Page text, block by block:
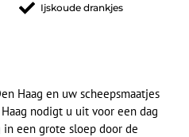
Ijskoude drankjes
Haag en uw scheepsmaatjes
nodigt u uit voor een dag
een grote sloep door de